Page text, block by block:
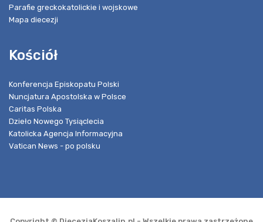
Parafie greckokatolickie i wojskowe
Mapa diecezji
Kościół
Konferencja Episkopatu Polski
Nuncjatura Apostolska w Polsce
Caritas Polska
Dzieło Nowego Tysiąclecia
Katolicka Agencja Informacyjna
Vatican News - po polsku